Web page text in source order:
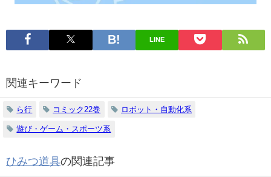
LINE
関連キーワード
ら行 コミック22巻 ロボット・自動化系
遊び・ゲーム・スポーツ系
ひみつ道具の関連記事